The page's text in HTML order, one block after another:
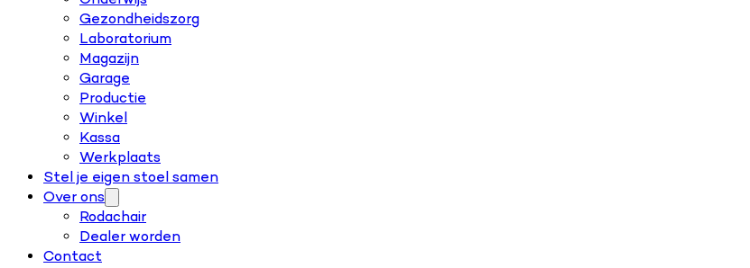
Gezondheidszorg
Laboratorium
Magazijn
Garage
Productie
Winkel
Kassa
Werkplaats
Stel je eigen stoel samen
Over ons
Rodachair
Dealer worden
Contact